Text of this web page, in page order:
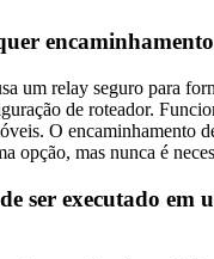
um relay seguro para
de roteador.
O encaminhamento
opção, mas nunca é
ser executado em